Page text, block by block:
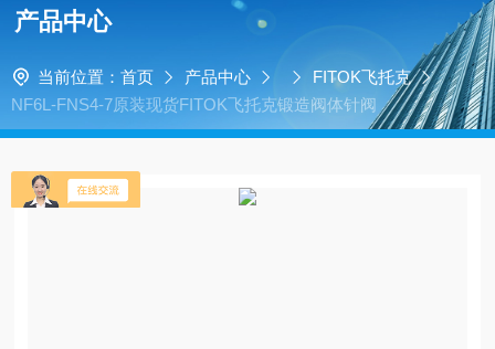
产品中心
当前位置： 首页 产品中心
FITOK飞托克
NF6L-FNS4-7原装现货FITOK飞托克锻造阀体针阀